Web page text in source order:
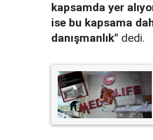
kapsamda yer
ise bu kapsama
danışmanlık" dedi.